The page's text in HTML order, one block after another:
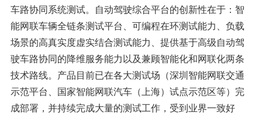
车路协同系统测试。自动驾驶综合平台的创新性在于：智
能网联车辆全链条测试平台、可编程在环测试能力、负载
场景的高真实度虚实结合测试能力、提供基于高级自动驾
驶车路协同的降维服务能力以及兼顾智能化和网联化两条
技术路线。产品目前已在各大测试场（深圳智能网联交通
示范平台、国家智能网联汽车（上海）试点示范区等）完
成部署，并持续完成大量的测试工作，受到业界一致好